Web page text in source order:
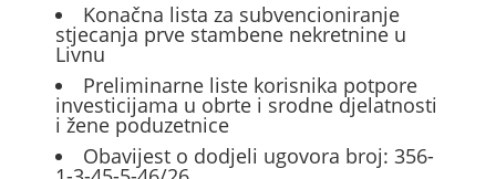
Konačna lista za subvencioniranje
stjecanja prve stambene nekretnine u
Livnu
Preliminarne liste korisnika potpore
investicijama u obrte i srodne djelatnosti
i žene poduzetnice
Obavijest o dodjeli ugovora broj: 356-